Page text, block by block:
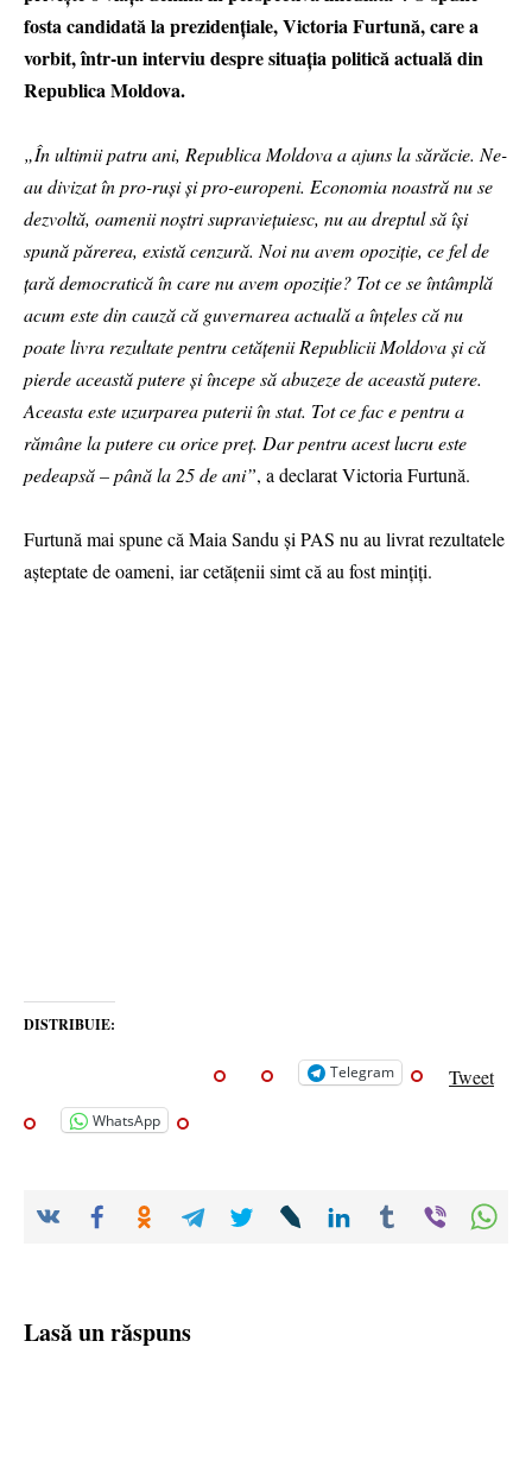
fosta candidată la prezidențiale, Victoria Furtună, care a
vorbit, într-un interviu despre situația politică actuală din
Republica Moldova.
„În ultimii patru ani, Republica Moldova a ajuns la sărăcie. Ne-
au divizat în pro-ruși și pro-europeni. Economia noastră nu se
dezvoltă, oamenii noștri supraviețuiesc, nu au dreptul să își
spună părerea, există cenzură. Noi nu avem opoziție, ce fel de
țară democratică în care nu avem opoziție? Tot ce se întâmplă
acum este din cauză că guvernarea actuală a înțeles că nu
poate livra rezultate pentru cetățenii Republicii Moldova și că
pierde această putere și începe să abuzeze de această putere.
Aceasta este uzurparea puterii în stat. Tot ce fac e pentru a
rămâne la putere cu orice preț. Dar pentru acest lucru este
pedeapsă – până la 25 de ani”, a declarat Victoria Furtună.
Furtună mai spune că Maia Sandu și PAS nu au livrat rezultatele
așteptate de oameni, iar cetățenii simt că au fost mințiți.
DISTRIBUIE:
Telegram Tweet
WhatsApp
Lasă un răspuns